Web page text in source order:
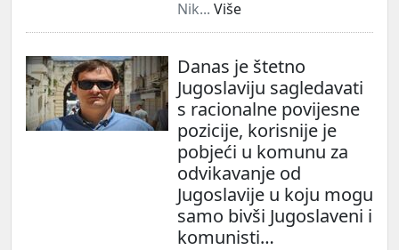
Nik... Više
Danas je štetno
Jugoslaviju sagledavati
s racionalne povijesne
pozicije, korisnije je
pobjeći u komunu za
odvikavanje od
Jugoslavije u koju mogu
samo bivši Jugoslaveni i
komunisti…